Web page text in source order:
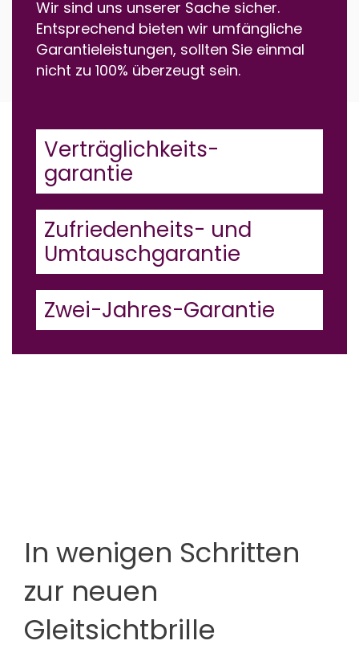
Wir sind uns unserer Sache sicher.
Entsprechend bieten wir umfängliche
Garantieleistungen, sollten Sie einmal
nicht zu 100% überzeugt sein.
Verträglichkeits-
garantie
Zufriedenheits- und
Umtauschgarantie
Zwei-Jahres-Garantie
In wenigen Schritten
zur neuen
Gleitsichtbrille